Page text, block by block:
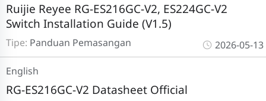
Tipe: Panduan Pemasangan
Ruijie Reyee RG-ES216GC-V2, ES224GC-V2
Switch Installation Guide (V1.5)
2026-05-13
RG-ES216GC-V2 Datasheet Official
English